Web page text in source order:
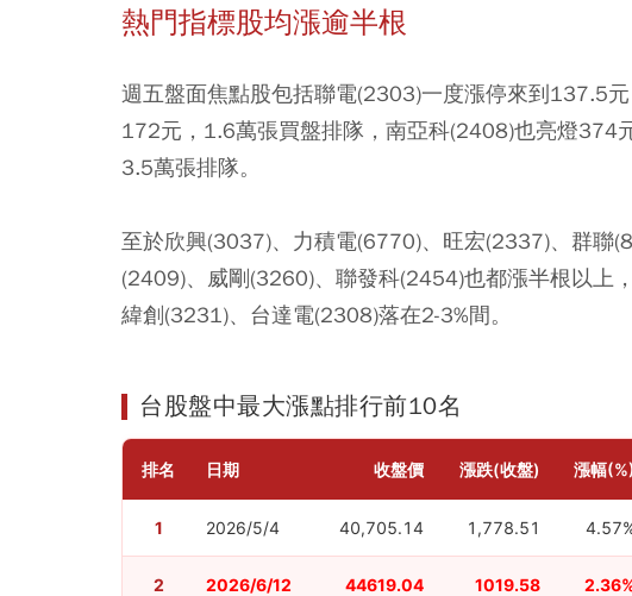
熱門指標股均漲逾半根
週五盤面焦點股包括聯電(2303)一度漲停來到137.5
172元，1.6萬張買盤排隊，南亞科(2408)也亮燈374
3.5萬張排隊。
至於欣興(3037)、力積電(6770)、旺宏(2337)、群聯
(2409)、威剛(3260)、聯發科(2454)也都漲半根以上
緯創(3231)、台達電(2308)落在2-3%間。
台股盤中最大漲點排行前10名
排名 日期 收盤價 漲跌(收盤) 漲幅(%)
1 2026/5/4 40,705.14 1,778.51
2 2026/6/12 44619.04 1019.58